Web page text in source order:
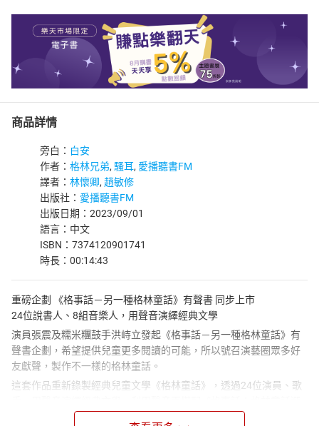
商品詳情
旁白： 白安
作者： 格林兄弟, 騷耳, 愛播聽書FM
譯者： 林懷卿, 趙敏修
出版社： 愛播聽書FM
出版日期：2023/09/01
語言：中文
ISBN：7374120901741
時長：00:14:43
重磅企劃 《格事話－另一種格林童話》有聲書 同步上市
24位說書人、8組音樂人，用聲音演繹經典文學
演員張震及糯米糰鼓手洪峙立發起《格事話－另一種格林童話》有
聲書企劃，希望提供兒童更多閱讀的可能，所以號召演藝圈眾多好
友獻聲，製作不一樣的格林童話。
這套作品重新錄製經典兒童文學《格林童話》，透過24位演員、歌
集》文字，創造更多想像空間，不僅培養孩子們美好的品格，並探